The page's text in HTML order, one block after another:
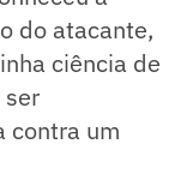
do atacante,
ciência de
contra um